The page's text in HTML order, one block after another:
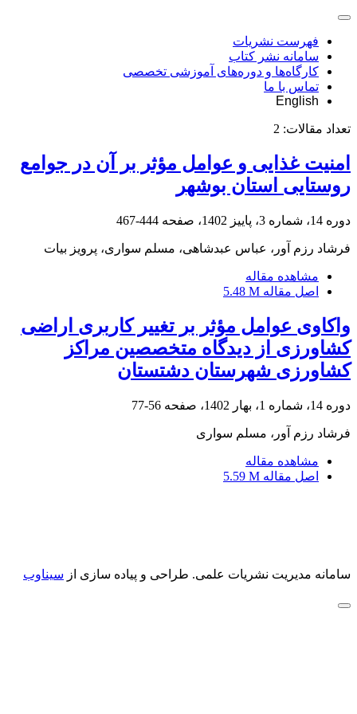
فهرست نشریات
سامانه نشر کتاب
کارگاه‌ها و دوره‌های آموزشی تخصصی
تماس با ما
English
تعداد مقالات: 2
امنیت غذایی و عوامل مؤثر بر آن در جوامع
روستایی استان بوشهر
دوره 14، شماره 3، پاییز 1402، صفحه 444-467
فرشاد رزم آور، عباس عبدشاهی، مسلم سواری، پرویز بیات
مشاهده مقاله
اصل مقاله 5.48 M
واکاوی عوامل مؤثر بر تغییر کاربری اراضی
کشاورزی از دیدگاه متخصصین مراکز
کشاورزی شهرستان دشتستان
دوره 14، شماره 1، بهار 1402، صفحه 56-77
فرشاد رزم آور، مسلم سواری
مشاهده مقاله
اصل مقاله 5.59 M
سامانه مدیریت نشریات علمی. طراحی و پیاده سازی از سیناوب